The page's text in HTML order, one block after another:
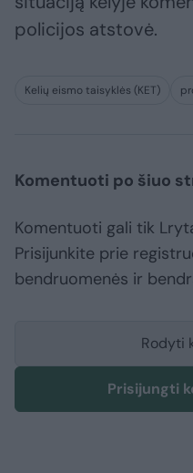
policijos atstovė.
Kelių eismo taisyklės (KET)
Komentuoti po šiuo
Komentuoti gali tik
Prisijunkite prie
bendruomenės ir
Rodyti
Prisijungti